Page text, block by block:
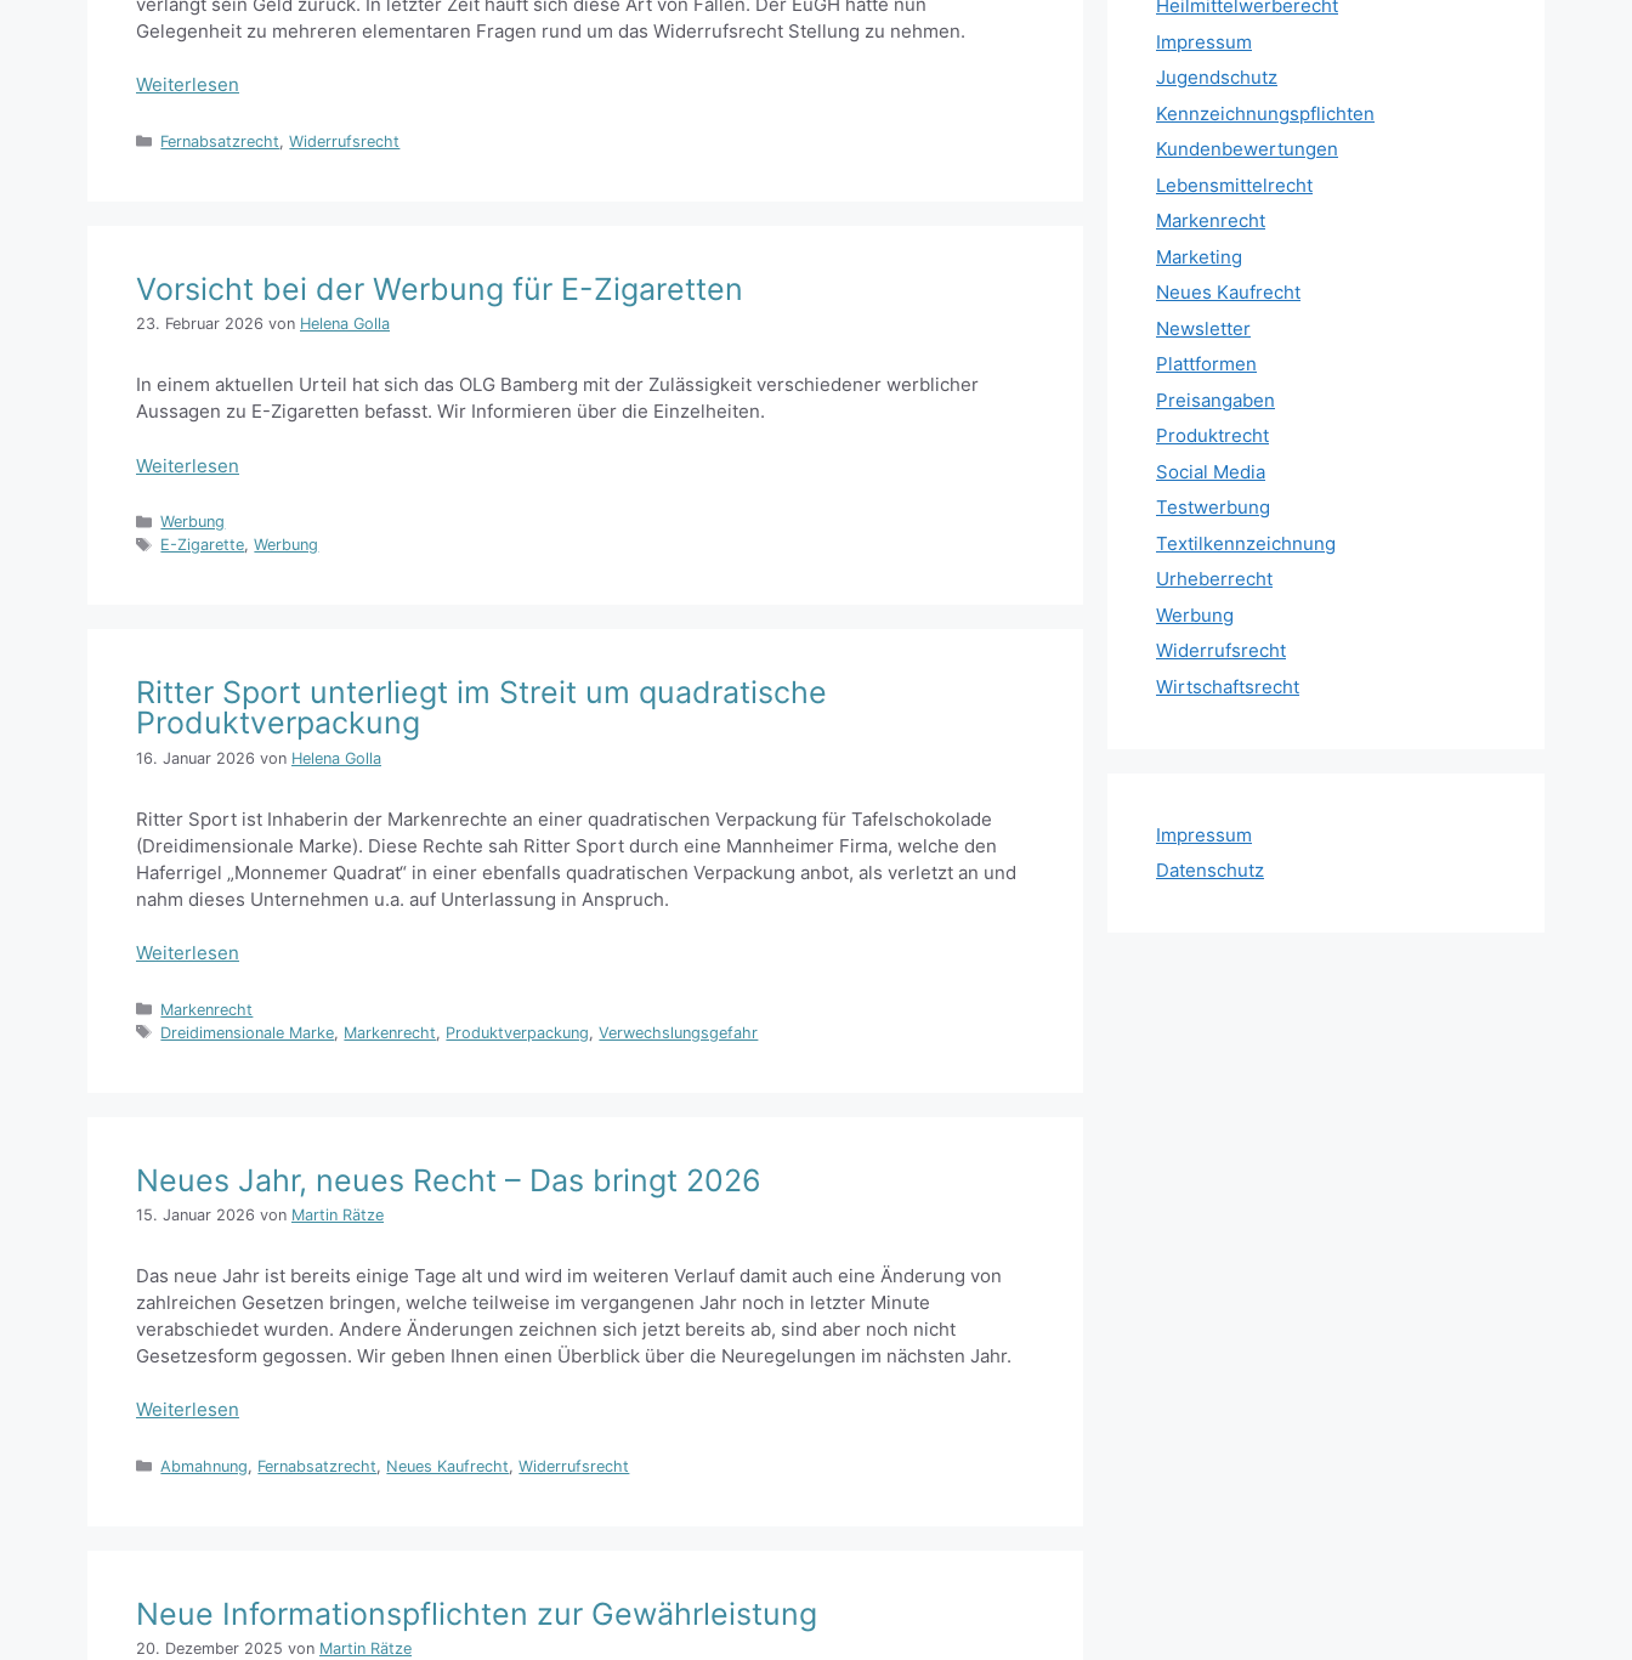
Gelegenheit zu mehreren elementaren Fragen rund um das Widerrufsrecht Stellung zu nehmen.
Weiterlesen
Kategorien
Fernabsatzrecht,Widerrufsrecht
Vorsicht bei der Werbung für E-Zigaretten
23. Februar 2026 von Helena Golla
In einem aktuellen Urteil hat sich das OLG Bamberg mit der Zulässigkeit verschiedener werblicher
Aussagen zu E-Zigaretten befasst. Wir Informieren über die Einzelheiten.
Weiterlesen
Kategorien
Werbung
Schlagwörter
E-Zigarette,Werbung
Ritter Sport unterliegt im Streit um quadratische
Produktverpackung
16. Januar 2026 von Helena Golla
Ritter Sport ist Inhaberin der Markenrechte an einer quadratischen Verpackung für Tafelschokolade
(Dreidimensionale Marke). Diese Rechte sah Ritter Sport durch eine Mannheimer Firma, welche den
Haferrigel „Monnemer Quadrat“ in einer ebenfalls quadratischen Verpackung anbot, als verletzt an und
nahm dieses Unternehmen u.a. auf Unterlassung in Anspruch.
Weiterlesen
Kategorien
Markenrecht
Schlagwörter
Dreidimensionale Marke, Markenrecht, Produktverpackung,Verwechslungsgefahr
Neues Jahr, neues Recht – Das bringt 2026
15. Januar 2026 von Martin Rätze
Das neue Jahr ist bereits einige Tage alt und wird im weiteren Verlauf damit auch eine Änderung von
zahlreichen Gesetzen bringen, welche teilweise im vergangenen Jahr noch in letzter Minute
verabschiedet wurden. Andere Änderungen zeichnen sich jetzt bereits ab, sind aber noch nicht
Gesetzesform gegossen. Wir geben Ihnen einen Überblick über die Neuregelungen im nächsten Jahr.
Weiterlesen
Kategorien
Abmahnung, Fernabsatzrecht, Neues Kaufrecht,Widerrufsrecht
Neue Informationspflichten zur Gewährleistung
20. Dezember 2025 von Martin Rätze
Heilmittelwerberecht
Impressum
Jugendschutz
Kennzeichnungspflichten
Kundenbewertungen
Lebensmittelrecht
Markenrecht
Marketing
Neues Kaufrecht
Newsletter
Plattformen
Preisangaben
Produktrecht
Social Media
Testwerbung
Textilkennzeichnung
Urheberrecht
Werbung
Widerrufsrecht
Wirtschaftsrecht
Impressum
Datenschutz